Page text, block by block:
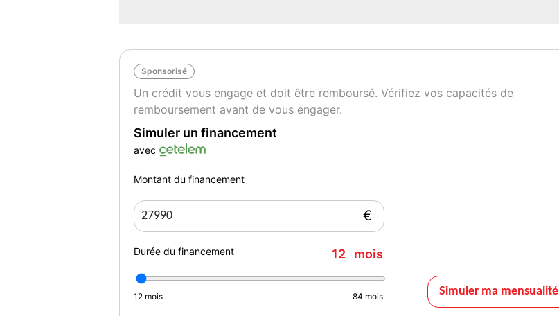
Sponsorisé
Un crédit vous engage et doit être remboursé. Vérifiez vos capacités de
remboursement avant de vous engager.
Simuler un financement
avec
Montant du financement
€
Durée du financement 12 mois
12 mois 84 mois Simuler ma mensualité